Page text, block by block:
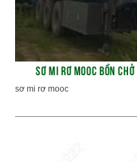
SƠ MI RƠ MOOC BỒN
sơ mi rơ mooc